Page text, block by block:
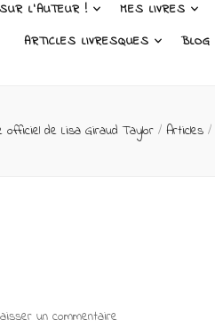
L’AUTEUR ! MES LIVRES
ARTICLES LIVRESQUES BLOG
officiel de Lisa Giraud Taylor / Articles /
un commentaire